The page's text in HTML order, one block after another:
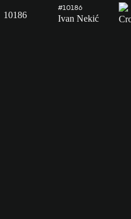
10186
#10186
Ivan Nekić